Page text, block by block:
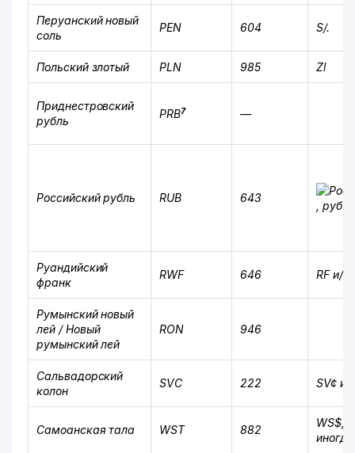
Перуанский новый
соль
PEN 604 S/.
Польский злотый PLN 985 Zl
Приднестровский
рубль
PRB7 —
Российский рубль RUB 643
, руб.,
Руандийский
франк
RWF 646 RF и/
Румынский новый
лей / Новый
румынский лей
RON 946
Сальвадорский
колон
SVC 222 SV¢ и/
Самоанская тала WST 882
WS$,